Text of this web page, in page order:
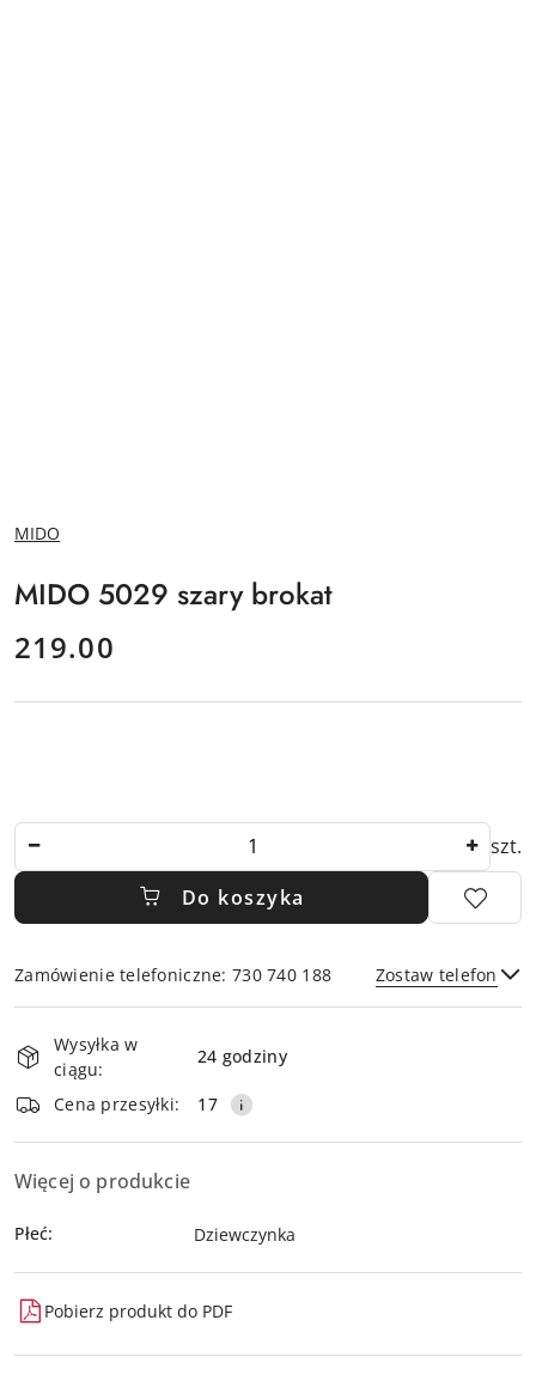
NAZWA
PRODUCENTA:
MIDO
MIDO 5029 szary brokat
cena:
219.00
szt.
Do koszyka
Zamówienie telefoniczne: 730 740 188 Zostaw telefon
Dostępność
i
dostawa
Wysyłka w
ciągu:
24 godziny
Cena przesyłki: 17
Więcej o produkcie
Płeć: Dziewczynka
Pobierz produkt do PDF